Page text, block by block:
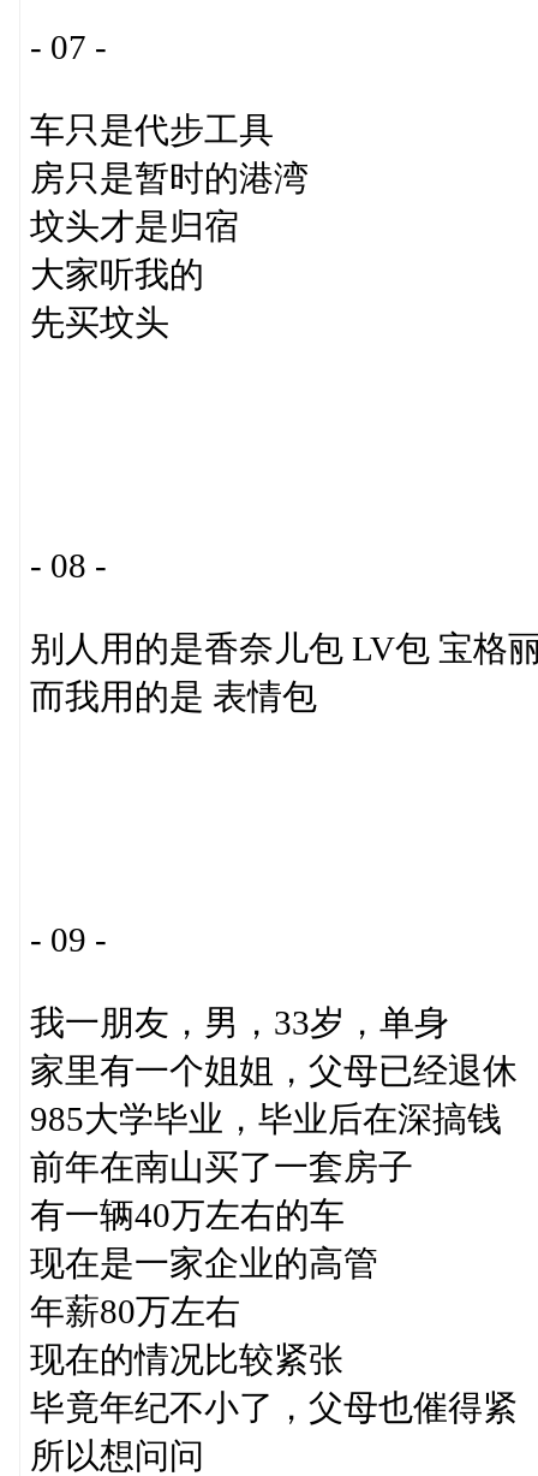
- 07 -
车只是代步工具
房只是暂时的港湾
坟头才是归宿
大家听我的
先买坟头
- 08 -
别人用的是香奈儿包 LV包 宝格
而我用的是 表情包
- 09 -
我一朋友，男，33岁，单身
家里有一个姐姐，父母已经退休
985大学毕业，毕业后在深搞钱
前年在南山买了一套房子
有一辆40万左右的车
现在是一家企业的高管
年薪80万左右
现在的情况比较紧张
毕竟年纪不小了，父母也催得紧
所以想问问